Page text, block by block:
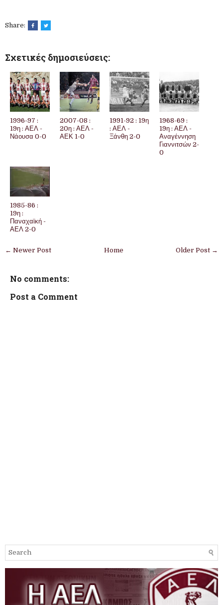
Share:
Σχετικές δημοσιεύσεις:
1996-97 :
19η : ΑΕΛ -
Νάουσα 0-0
2007-08 :
20η : ΑΕΛ -
ΑΕΚ 1-0
1991-92 : 19η
: ΑΕΛ -
Ξάνθη 2-0
1968-69 :
19η : ΑΕΛ -
Αναγέννηση
Γιαννιτσών 2-
0
1985-86 :
19η :
Παναχαϊκή -
ΑΕΛ 2-0
← Newer Post Older Post →
Home
No comments:
Post a Comment